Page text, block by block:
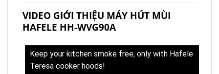
VIDEO GIỚI THIỆU MÁY HÚT MÙI
HAFELE HH-WVG90A
Keep your kitchen smoke free, only with Hafele
Teresa cooker hoods!